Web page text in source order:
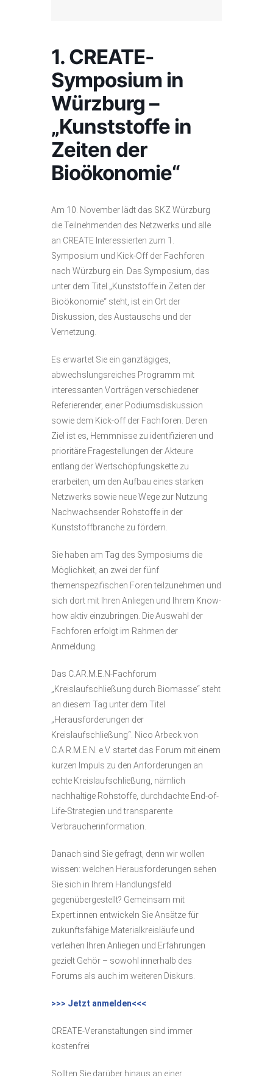
1. CREATE-
Symposium in
Würzburg –
„Kunststoffe in
Zeiten der
Bioökonomie“
Am 10. November lädt das SKZ Würzburg
die Teilnehmenden des Netzwerks und alle
an CREATE Interessierten zum 1.
Symposium und Kick-Off der Fachforen
nach Würzburg ein. Das Symposium, das
unter dem Titel „Kunststoffe in Zeiten der
Bioökonomie“ steht, ist ein Ort der
Diskussion, des Austauschs und der
Vernetzung.
Es erwartet Sie ein ganztägiges,
abwechslungsreiches Programm mit
interessanten Vorträgen verschiedener
Referierender, einer Podiumsdiskussion
sowie dem Kick-off der Fachforen. Deren
Ziel ist es, Hemmnisse zu identifizieren und
prioritäre Fragestellungen der Akteure
entlang der Wertschöpfungskette zu
erarbeiten, um den Aufbau eines starken
Netzwerks sowie neue Wege zur Nutzung
Nachwachsender Rohstoffe in der
Kunststoffbranche zu fördern.
Sie haben am Tag des Symposiums die
Möglichkeit, an zwei der fünf
themenspezifischen Foren teilzunehmen und
sich dort mit Ihren Anliegen und Ihrem Know-
how aktiv einzubringen. Die Auswahl der
Fachforen erfolgt im Rahmen der
Anmeldung.
Das C.AR.M.E.N-Fachforum
„Kreislaufschließung durch Biomasse“ steht
an diesem Tag unter dem Titel
„Herausforderungen der
Kreislaufschließung“. Nico Arbeck von
C.A.R.M.E.N. e.V. startet das Forum mit einem
kurzen Impuls zu den Anforderungen an
echte Kreislaufschließung, nämlich
nachhaltige Rohstoffe, durchdachte End-of-
Life-Strategien und transparente
Verbraucherinformation.
Danach sind Sie gefragt, denn wir wollen
wissen: welchen Herausforderungen sehen
Sie sich in Ihrem Handlungsfeld
gegenübergestellt? Gemeinsam mit
Expert:innen entwickeln Sie Ansätze für
zukunftsfähige Materialkreisläufe und
verleihen Ihren Anliegen und Erfahrungen
gezielt Gehör – sowohl innerhalb des
Forums als auch im weiteren Diskurs.
>>> Jetzt anmelden<<<
CREATE-Veranstaltungen sind immer
kostenfrei
Sollten Sie darüber hinaus an einer